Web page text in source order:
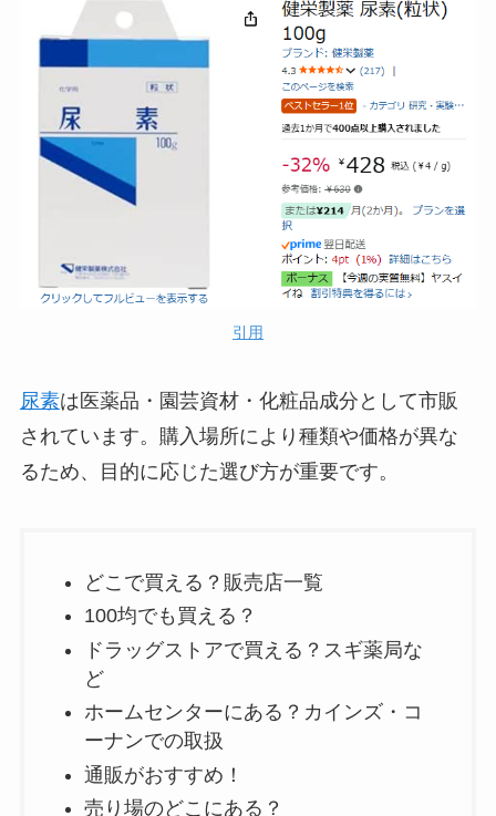
引用
尿素は医薬品・園芸資材・化粧品成分として市販
されています。購入場所により種類や価格が異な
るため、目的に応じた選び方が重要です。
どこで買える？販売店一覧
100均でも買える？
ドラッグストアで買える？スギ薬局な
ど
ホームセンターにある？カインズ・コ
ーナンでの取扱
通販がおすすめ！
売り場のどこにある？